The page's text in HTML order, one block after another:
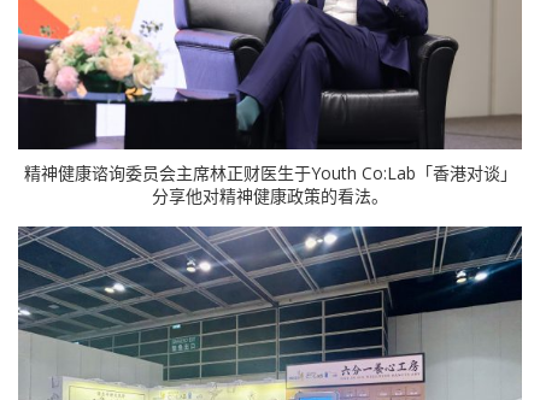
精神健康谘询委员会主席林正财医生于Youth Co:Lab「香港对谈」
分享他对精神健康政策的看法。